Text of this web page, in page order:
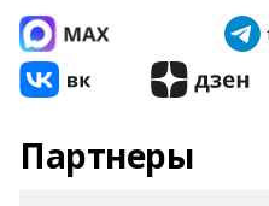
Партнеры